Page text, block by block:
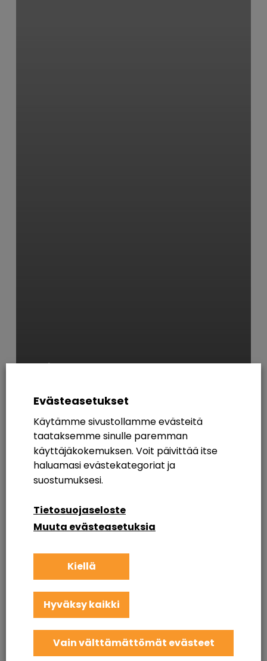
Yleinen
AVAINSANAT
365 Azure AD Breakout Rooms Digikuu
Etätyö Etätyöskentely
Intranet Intranetin Rakentaminen
Intranet Sharepoint Toteutus
KuuCast Loppukäyttäjän Tietoturva
M365 Konsultointi MFA
Microsoft 365 Microsoft 365 Apua
Microsoft 365 Jatkuva Palvelu
Microsoft 365 Koulutus Microsoft 365 Palvelut
Evästeasetukset
Käytämme sivustollamme evästeitä
taataksemme sinulle paremman
käyttäjäkokemuksen. Voit päivittää itse
haluamasi evästekategoriat ja
suostumuksesi.
Tietosuojaseloste
Muuta evästeasetuksia
Kiellä
Hyväksy kaikki
Vain välttämättömät evästeet